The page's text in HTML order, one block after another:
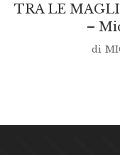
TRA LE
–
di